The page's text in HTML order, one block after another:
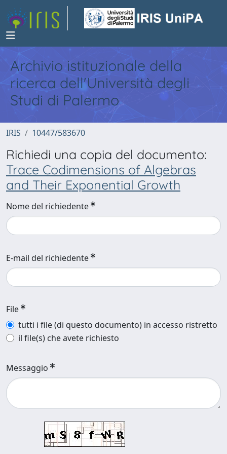
Archivio istituzionale della
ricerca dell'Università degli
Studi di Palermo
IRIS 10447/583670
Richiedi una copia del documento:
Trace Codimensions of Algebras
and Their Exponential Growth
Nome del richiedente
E-mail del richiedente
File
tutti i file (di questo documento) in accesso ristretto
il file(s) che avete richiesto
Messaggio